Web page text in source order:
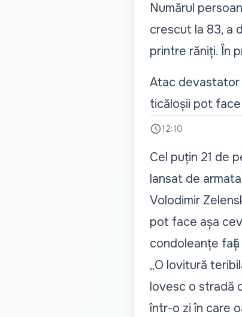
Numărul
crescut la 83, a
printre răniți. În
Atac devastator
ticăloșii pot face
12:10
Cel puțin 21 de
lansat de
Volodimir
pot face așa
condoleanțe
„O lovitură
lovesc o stradă
într-o zi în care